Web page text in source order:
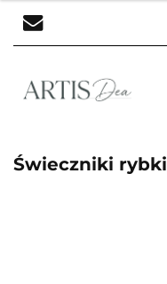
Świeczniki rybki